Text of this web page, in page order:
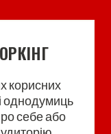
корисних
однодумиць
себе або